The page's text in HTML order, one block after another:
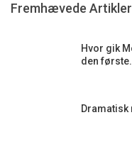
Fremhævede Artikler
Hvor gik
den
Dramatisk